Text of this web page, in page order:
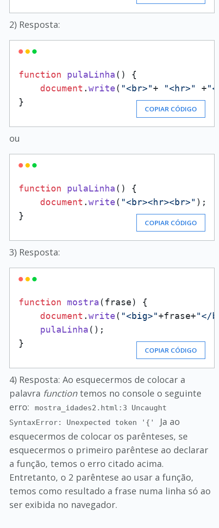
2) Resposta:
function pulaLinha( ) {
document .write( "<br>"+ "<hr>" +
}
COPIAR CÓDIGO
ou
function pulaLinha( ) {
document .write( "<br><hr><br>" );
}
COPIAR CÓDIGO
3) Resposta:
function mostra(frase) {
document .write( "<big>"+frase+"</
pulaLinha();
}
COPIAR CÓDIGO
4) Resposta: Ao esquecermos de colocar a
palavra functiontemos no console o seguinte
erro:
mostra_idades2.html:3 Uncaught
SyntaxError: Unexpected token '{'
Ja ao
esquecermos de colocar os parênteses, se
esquecermos o primeiro parêntese ao declarar
a função, temos o erro citado acima.
Entretanto, o 2 parêntese ao usar a função,
temos como resultado a frase numa linha só ao
ser exibida no navegador.